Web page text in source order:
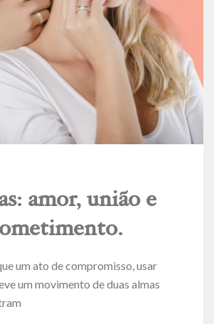
amor, união e
um ato de compromisso, usar
um movimento de duas almas